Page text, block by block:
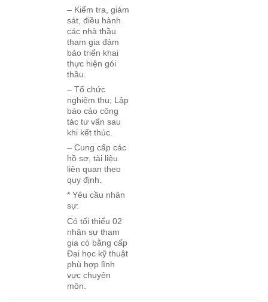
– Kiểm tra, giám
sát, điều hành
các nhà thầu
tham gia đảm
bảo triển khai
thực hiện gói
thầu.
– Tổ chức
nghiệm thu; Lập
báo cáo công
tác tư vấn sau
khi kết thúc.
– Cung cấp các
hồ sơ, tài liệu
liên quan theo
quy định.
* Yêu cầu nhân
sự:
Có tối thiểu 02
nhân sự tham
gia có bằng cấp
Đại học kỹ thuật
phù hợp lĩnh
vực chuyên
môn.